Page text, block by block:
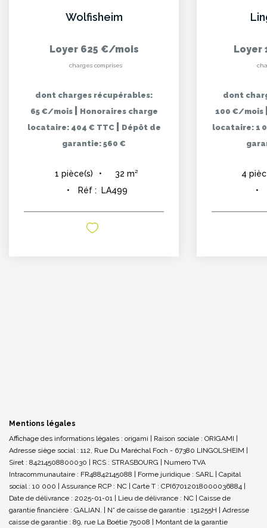
Wolfisheim
Loyer 625 €/mois
charges comprises
dont charges récupérables:
65 €/mois
Honoraires charge
locataire: 404 € TTC
Dépôt de
garantie: 560 €
1 pièce(s) 32 m²
Réf : LA499
Loyer
dont
100 €/mois
locataire: 1
4
Mentions légales
Affichage des informations légales : origami | Raison sociale : ORIGAMI |
Adresse siège social : 112, Rue Du Maréchal Foch - 67380 LINGOLSHEIM |
Siret : 84214508800030 | RCS : STRASBOURG | Numero TVA
Intracommunautaire : FR48842145088 | Forme juridique : SARL | Capital
social : 10 000 | Assurance RCP : NC | Carte T : CPI67012018000036884 |
Date de délivrance : 2025-01-01 | Lieu de délivrance : NC | Caisse de
garantie financière : GALIAN. | N° de caisse de garantie : 151255H | Adresse
caisse de garantie : 89, rue La Boétie 75008 | Montant de la garantie